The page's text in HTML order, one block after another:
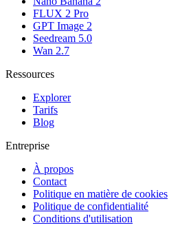
FLUX 2 Pro
GPT Image 2
Seedream 5.0
Wan 2.7
Ressources
Explorer
Tarifs
Blog
Entreprise
À propos
Contact
Politique en matière de cookies
Politique de confidentialité
Conditions d'utilisation